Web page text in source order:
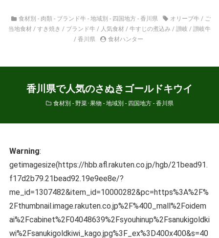
食材別 - 肉類 - ブランド牛- 地域別 - 四国地方 - 香川県 オリーブ牛/ ご
当地食材 / すき焼き / ブランド牛 / 人気食材 / 牛すじの煮込み / 讃岐 / 讃岐牛
/ 香川県 食材ハンター
香川県で人気のさぬきゴールドキウイ
食材別 - 野菜･果物 - 地域別 - 四国地方 - 香川県
Warning:
getimagesize(https://hbb.afl.rakuten.co.jp/hgb/21bead91.
f17d2b79.21bead92.19e9ee8e/?
me_id=1307482&item_id=10000282&pc=https%3A%2F%
2Fthumbnail.image.rakuten.co.jp%2F%400_mall%2Foidem
ai%2Fcabinet%2F04048639%2Fsyouhinup%2Fsanukigoldki
wi%2Fsanukigoldkiwi_kago.jpg%3F_ex%3D400x400&s=40